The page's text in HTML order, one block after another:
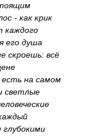
- как крик
каждого
его душа
скроешь: всё
на самом
светлые